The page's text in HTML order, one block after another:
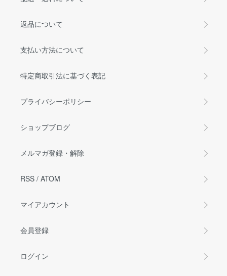
返品について
支払い方法について
特定商取引法に基づく表記
プライバシーポリシー
ショップブログ
メルマガ登録・解除
RSS / ATOM
マイアカウント
会員登録
ログイン